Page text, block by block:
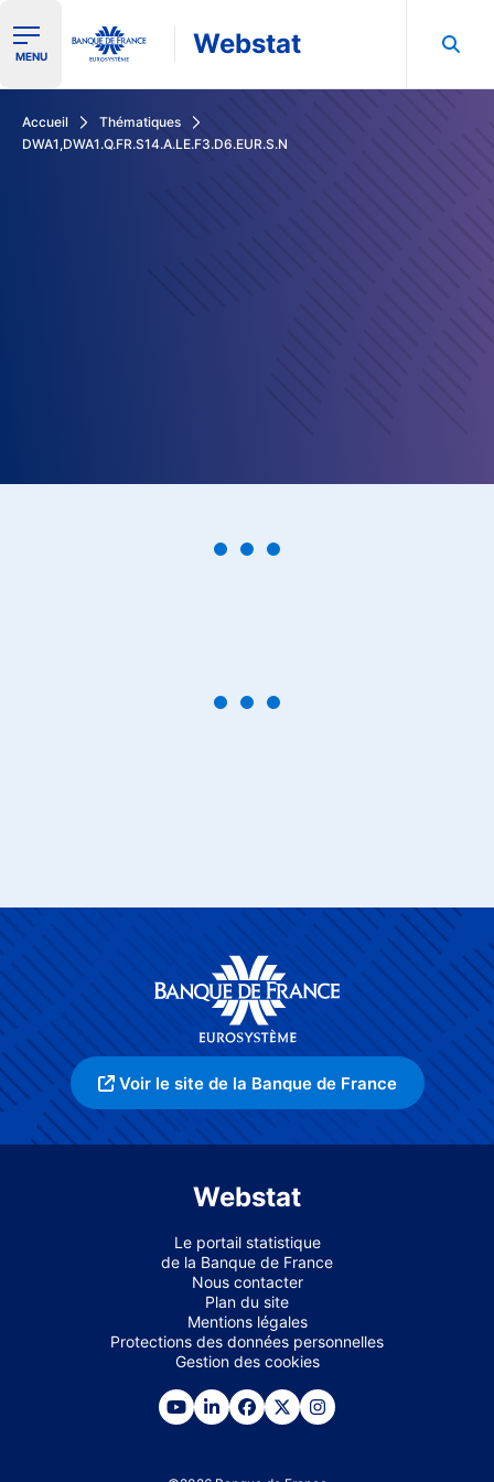
Ouvrir le menu de navigation
MENU Webstat
Accueil
Thématiques
DWA1,DWA1.Q.FR.S14.A.LE.F3.D6.EUR.S.N
Voir le site de la Banque de France
Webstat
Le portail statistique
de la Banque de France
Nous contacter
Plan du site
Mentions légales
Protections des données personnelles
Gestion des cookies